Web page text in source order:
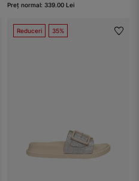
Preț normal: 339.00 Lei
Reduceri 35%